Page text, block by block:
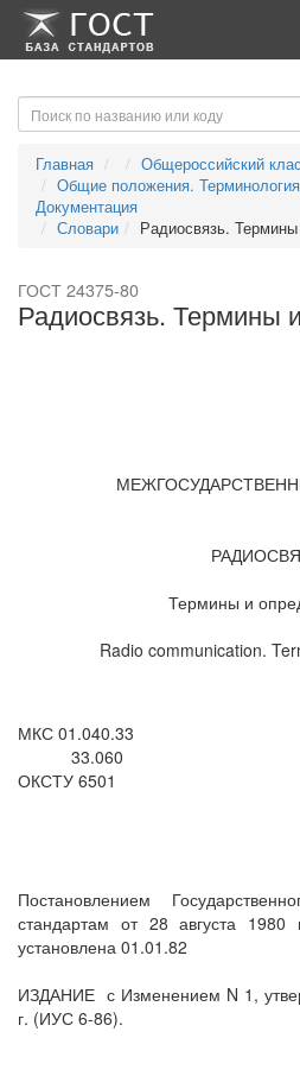
-->-->
Главная
Общероссийский
Общие положения.
Документация
Словари
Радиосвязь.
ГОСТ 24375-80
Радиосвязь. Термины
Термины и
Radio communication.
МКС 01.040.33
33.060
ОКСТУ 6501
Постановлением
стандартам от 28 августа
установлена 01.01.82
ИЗДАНИЕ с Изменением N 1,
г. (ИУС 6-86).